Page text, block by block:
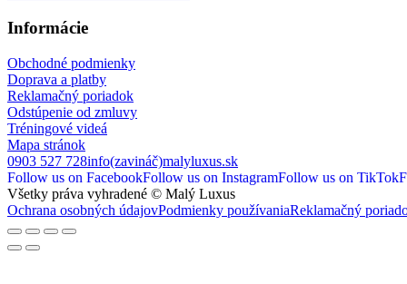
Informácie
Obchodné podmienky
Doprava a platby
Reklamačný poriadok
Odstúpenie od zmluvy
Tréningové videá
Mapa stránok
0903 527 728info(zavináč)malyluxus.sk
Follow us on FacebookFollow us on InstagramFollow us on TikTok
Všetky práva vyhradené © Malý Luxus
Ochrana osobných údajovPodmienky používaniaReklamačný